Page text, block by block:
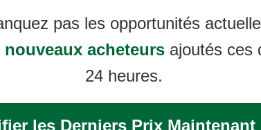
pas les opportunités
nouveaux acheteurs ajoutés ces
24 heures.
les Derniers Prix